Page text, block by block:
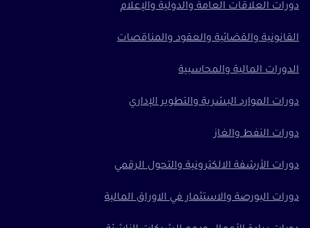
دورات العلاقات العامة والدولية والإعلام
القانونية والقضائية والعقود والمناقصات
الدورات المالية والمحاسبية
دورات الموارد البشرية والتطوير الإداري
دورات النفط والغاز
دورات الأرشفة الالكترونية والتحول الرقمي
دورات البورصة والاستثمار في الاوراق المالية